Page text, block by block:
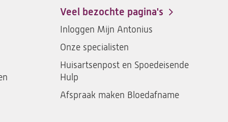
santeon
ziekenhuis
op
Facebook
santeon
ziekenhuis
Instagram
santeon
LinkedIn
Veel bezochte pagina's
Inloggen Mijn Antonius
Onze specialisten
Huisartsenpost en Spoedeisende
Hulp
Afspraak maken Bloedafname